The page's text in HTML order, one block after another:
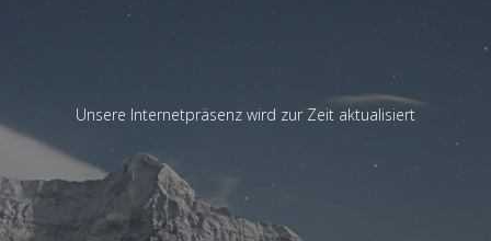
Unsere Internetpräsenz wird zur Zeit aktualisiert